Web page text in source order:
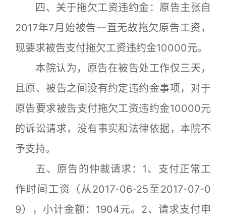
四、关于拖欠工资违约金：原告主张自
2017年7月始被告一直无故拖欠原告工资，
现要求被告支付拖欠工资违约金10000元。
本院认为，原告在被告处工作仅三天，
且原、被告之间没有约定违约金事项，对于
原告要求被告支付拖欠工资违约金10000元
的诉讼请求，没有事实和法律依据，本院不
予支持。
五、原告的仲裁请求：1、支付正常工
作时间工资（从2017-06-25至2017-07-0
9），小计金额：1904元。2、请求支付申